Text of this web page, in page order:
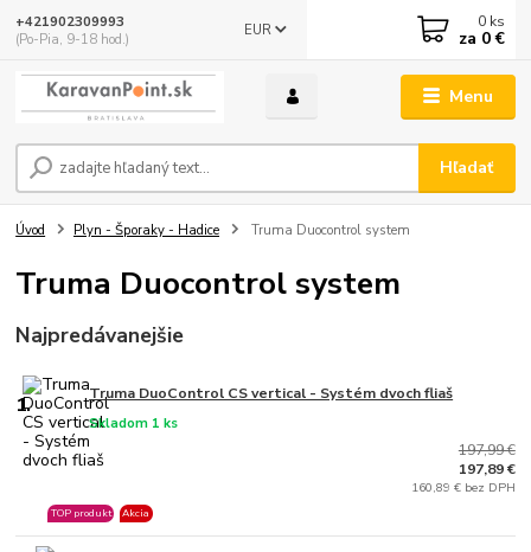
Menu
EUR
Hľadať
+421902309993
(Po-Pia, 9-18 hod.)
0 ks
za 0 €
Úvod Plyn - Šporaky - Hadice Truma Duocontrol system
Truma Duocontrol system
Najpredávanejšie
1. Truma DuoControl CS vertical - Systém dvoch fliaš
Skladom 1 ks
TOP produkt Akcia
197,99 €
197,89 €
160,89 € bez DPH